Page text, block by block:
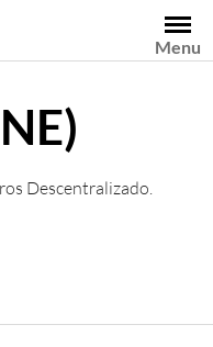
Menu
Descentralizado.